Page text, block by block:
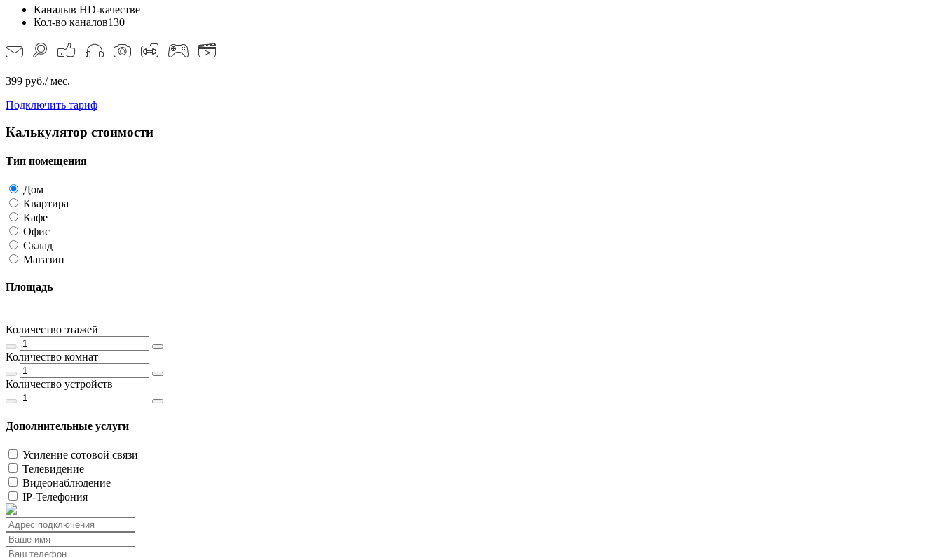
Каналыв HD-качестве
Кол-во каналов130
399 руб./ мес.
Подключить тариф
Калькулятор стоимости
Тип помещения
Дом
Квартира
Кафе
Офис
Склад
Магазин
Площадь
Количество этажей
Количество комнат
Количество устройств
Дополнительные услуги
Усиление сотовой связи
Телевидение
Видеонаблюдение
IP-Телефония